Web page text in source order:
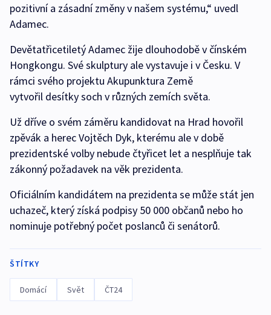
pozitivní a zásadní změny v našem systému,“ uvedl
Adamec.
Devětatřicetiletý Adamec žije dlouhodobě v čínském
Hongkongu. Své skulptury ale vystavuje i v Česku. V
rámci svého projektu Akupunktura Země
vytvořil desítky soch v různých zemích světa.
Už dříve o svém záměru kandidovat na Hrad hovořil
zpěvák a herec Vojtěch Dyk, kterému ale v době
prezidentské volby nebude čtyřicet let a nesplňuje tak
zákonný požadavek na věk prezidenta.
Oficiálním kandidátem na prezidenta se může stát jen
uchazeč, který získá podpisy 50 000 občanů nebo ho
nominuje potřebný počet poslanců či senátorů.
ŠTÍTKY
Domácí Svět ČT24